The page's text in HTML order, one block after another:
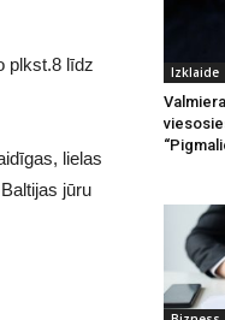
plkst.8 līdz
lielas
jūru
Izklaide